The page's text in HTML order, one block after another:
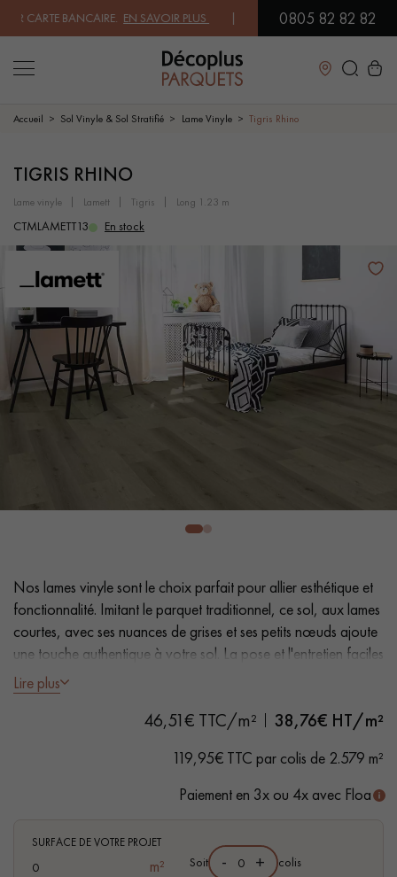
BANCAIRE.EN SAVOIR PLUS| PROFITEZ DE NOS PETITS PRIX .
0805 82 82 82
Fermer
LES RECHERCHES LES PLUS COURANTES
PARQUET MASSIF
SOL PLAQUÉ BOIS VERITABLES
PARQUET EN BOIS EXOTIQUE PARQUET VERNIS
PARQUET HUILÉ PARQUET EN BOIS BRUT
PARQUET VIEILLI PARQUET FUMÉ
Nos conseillers sont disponibles au
0805 82 82 82
VOUS AVEZ UN PROJET ?
Nos experts sont à votre disposition pour vous guider pas à
pas dans le choix et la pose de votre parquet.
Accueil Sol Vinyle & Sol Stratifié Lame Vinyle Tigris Rhino
TIGRIS RHINO
lame vinyle lamett tigris long 1.23 m
CTMLAMETT13 En stock
Nos lames vinyle sont le choix parfait pour allier esthétique et
fonctionnalité. Imitant le parquet traditionnel, ce sol, aux lames
courtes, avec ses nuances de grises et ses petits nœuds ajoute
une touche authentique à votre sol. La pose et l'entretien faciles
en font une solution pratique..
- Lames Largeur 23,2 cm
- Adapté aux passages fréquents
Lire plus
46,51€ TTC/m² 38,76€ HT/m²
119,95€ TTC par colis de 2.579 m²
Paiement en 3x ou 4x avec Floa
SURFACE DE VOTRE PROJET
m² Soit - + colis